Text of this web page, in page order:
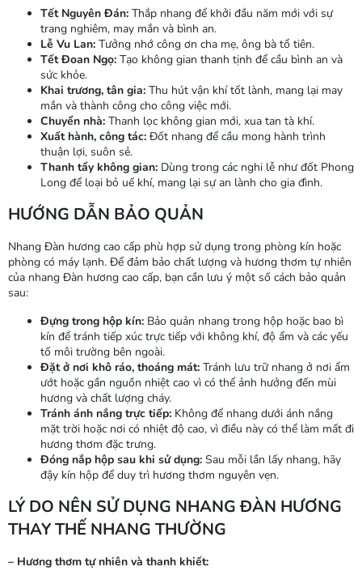
Tết Nguyên Đán: Thắp nhang để khởi đầu năm mới với sự
trang nghiêm, may mắn và bình an.
Lễ Vu Lan: Tưởng nhớ công ơn cha mẹ, ông bà tổ tiên.
Tết Đoan Ngọ: Tạo không gian thanh tịnh để cầu bình an và
sức khỏe.
Khai trương, tân gia: Thu hút vận khí tốt lành, mang lại may
mắn và thành công cho công việc mới.
Chuyển nhà: Thanh lọc không gian mới, xua tan tà khí.
Xuất hành, công tác: Đốt nhang để cầu mong hành trình
thuận lợi, suôn sẻ.
Thanh tẩy không gian: Dùng trong các nghi lễ như đốt Phong
Long để loại bỏ uế khí, mang lại sự an lành cho gia đình.
HƯỚNG DẪN BẢO QUẢN
Nhang Đàn hương cao cấp phù hợp sử dụng trong phòng kín hoặc
phòng có máy lạnh. Để đảm bảo chất lượng và hương thơm tự nhiên
của nhang Đàn hương cao cấp, bạn cần lưu ý một số cách bảo quản
sau:
Đựng trong hộp kín: Bảo quản nhang trong hộp hoặc bao bì
kín để tránh tiếp xúc trực tiếp với không khí, độ ẩm và các yếu
tố môi trường bên ngoài.
Đặt ở nơi khô ráo, thoáng mát: Tránh lưu trữ nhang ở nơi ẩm
ướt hoặc gần nguồn nhiệt cao vì có thể ảnh hưởng đến mùi
hương và chất lượng cháy.
Tránh ánh nắng trực tiếp: Không để nhang dưới ánh nắng
mặt trời hoặc nơi có nhiệt độ cao, vì điều này có thể làm mất đi
hương thơm đặc trưng.
Đóng nắp hộp sau khi sử dụng: Sau mỗi lần lấy nhang, hãy
đậy kín hộp để duy trì hương thơm nguyên vẹn.
LÝ DO NÊN SỬ DỤNG NHANG ĐÀN HƯƠNG
THAY THẾ NHANG THƯỜNG
– Hương thơm tự nhiên và thanh khiết: